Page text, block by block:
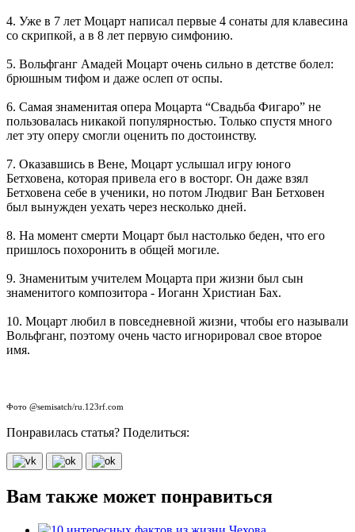
4. Уже в 7 лет Моцарт написал первые 4 сонаты для клавесина
со скрипкой, а в 8 лет первую симфонию.
5. Вольфганг Амадей Моцарт очень сильно в детстве болел:
брюшным тифом и даже ослеп от оспы.
6. Самая знаменитая опера Моцарта “Свадьба Фигаро” не
пользовалась никакой популярностью. Только спустя много
лет эту оперу смогли оценить по достоинству.
7. Оказавшись в Вене, Моцарт услышал игру юного
Бетховена, которая привела его в восторг. Он даже взял
Бетховена себе в ученики, но потом Людвиг Ван Бетховен
был вынужден уехать через несколько дней.
8. На момент смерти Моцарт был настолько беден, что его
пришлось похоронить в общей могиле.
9. Знаменитым учителем Моцарта при жизни был сын
знаменитого композитора - Иоганн Христиан Бах.
10. Моцарт любил в повседневной жизни, чтобы его называли
Вольфганг, поэтому очень часто игнорировал свое второе
имя.
Фото @semisatch/ru.123rf.com
Понравилась статья? Поделиться:
Вам также может понравиться